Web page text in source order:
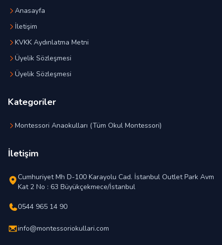
Anasayfa
İletişim
KVKK Aydınlatma Metni
Üyelik Sözleşmesi
Üyelik Sözleşmesi
Kategoriler
Montessori Anaokulları (Tüm Okul Montessori)
İletişim
Cumhuriyet Mh D-100 Karayolu Cad. İstanbul Outlet Park Avm
Kat 2 No : 63 Büyükçekmece/İstanbul
0544 965 14 90
info@montessoriokullari.com